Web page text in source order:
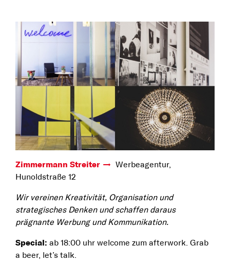
Zimmermann Streiter
Werbeagentur,
Hunoldstraße 12
Wir vereinen Kreativität, Organisation und
strategisches Denken und schaffen daraus
prägnante Werbung und Kommunikation.
Special: ab 18:00 uhr welcome zum afterwork. Grab
a beer, let’s talk.